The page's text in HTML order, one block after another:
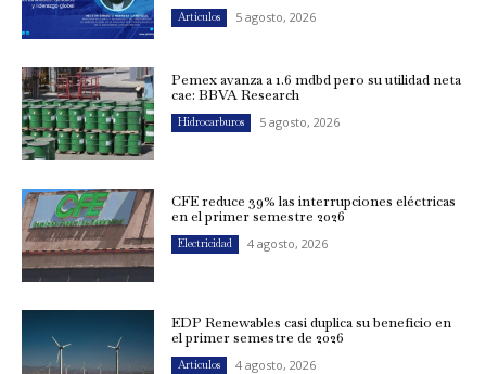
Artículos 5 agosto, 2026
Pemex avanza a 1.6 mdbd pero su utilidad neta
cae: BBVA Research
Hidrocarburos 5 agosto, 2026
CFE reduce 39% las interrupciones eléctricas
en el primer semestre 2026
Electricidad 4 agosto, 2026
EDP Renewables casi duplica su beneficio en
el primer semestre de 2026
Artículos 4 agosto, 2026